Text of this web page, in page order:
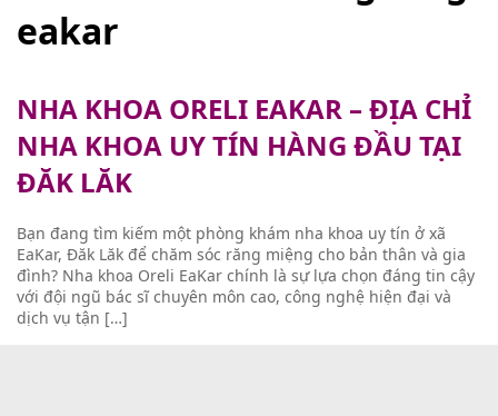
eakar
NHA KHOA ORELI EAKAR – ĐỊA CHỈ
NHA KHOA UY TÍN HÀNG ĐẦU TẠI
ĐĂK LĂK
Bạn đang tìm kiếm một phòng khám nha khoa uy tín ở xã
EaKar, Đăk Lăk để chăm sóc răng miệng cho bản thân và gia
đình? Nha khoa Oreli EaKar chính là sự lựa chọn đáng tin cậy
với đội ngũ bác sĩ chuyên môn cao, công nghệ hiện đại và
dịch vụ tận […]